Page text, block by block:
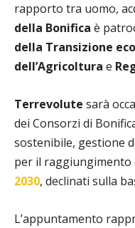
rapporto tra uomo,
della Bonifica è
della Transizione
dell’Agricoltura e
Terrevolute sarà
dei Consorzi di
sostenibile, gestione
per il raggiungimento
2030, declinati sulla
L’appuntamento